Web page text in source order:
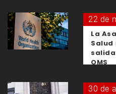
22 de
La
OMS
30 de